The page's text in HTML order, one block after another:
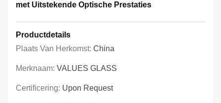
met Uitstekende Optische Prestaties
Productdetails
Plaats Van Herkomst: China
Merknaam: VALUES GLASS
Certificering: Upon Request